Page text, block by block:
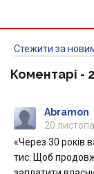
Стежити за
Коментарі - 2
Abramon
20
«Через 30 років
тис. Щоб